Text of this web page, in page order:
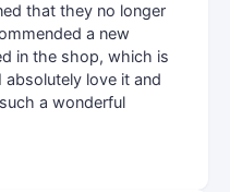
that they no longer
a new
in the shop, which is
absolutely love it and
a wonderful